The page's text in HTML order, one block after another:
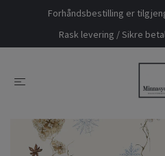
Forhåndsbestilling er
Rask levering / Sikre